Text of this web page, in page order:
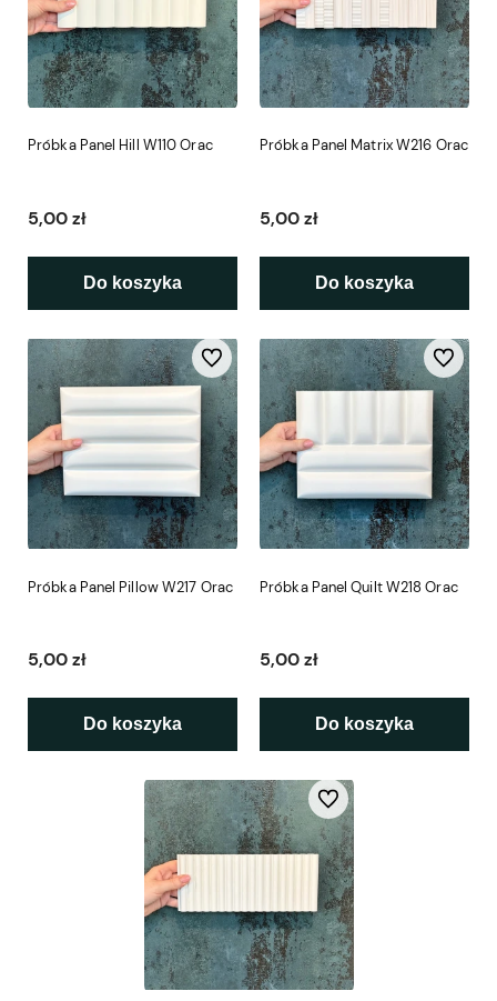
Próbka Panel Hill W110 Orac
5,00 zł
Do koszyka
Próbka Panel Matrix W216 Orac
5,00 zł
Do koszyka
Próbka Panel Pillow W217 Orac
5,00 zł
Do koszyka
Do ulubionych
Próbka Panel Quilt W218 Orac
5,00 zł
Do koszyka
Do
Do ulubionych